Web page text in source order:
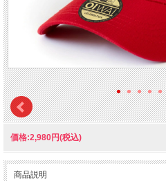
価格:2,980円(税込)
商品説明